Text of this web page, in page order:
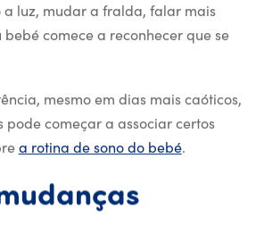
a luz, mudar a fralda, falar mais
comece a reconhecer que se
mesmo em dias mais caóticos,
começar a associar certos
a rotina de sono do bebé.